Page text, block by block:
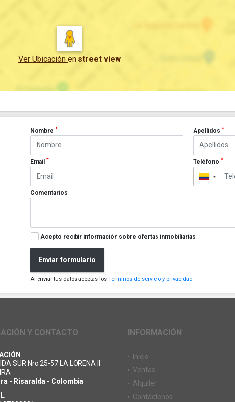
Ver Ubicación en street view
Nombre* Apellidos *
Email* Teléfono *
▼
Comentarios
Acepto recibir información sobre ofertas inmobiliarias
Enviar formulario
Al enviar tus datos aceptas losTérminos de servicio y privacidad
Y CONTACTO
SUR Nro 25-57 LA LORENA II
- Risaralda - Colombia
INFORMACIÓN
Inicio
Ventas
Alquiler
Contáctenos